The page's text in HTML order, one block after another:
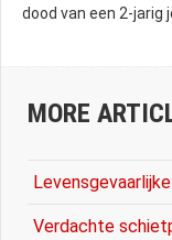
dood van een 2-jarig
MORE
Verdachte